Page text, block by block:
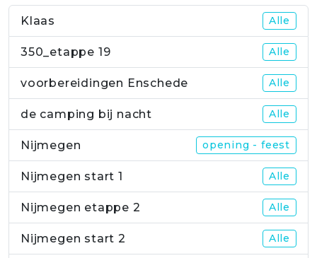
Klaas Alle
350_etappe 19 Alle
voorbereidingen Enschede Alle
de camping bij nacht Alle
Nijmegen opening - feest
Nijmegen start 1 Alle
Nijmegen etappe 2 Alle
Nijmegen start 2 Alle